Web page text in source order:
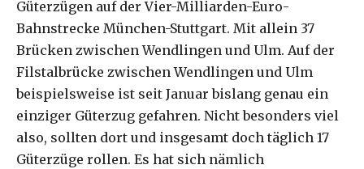
Güterzügen auf der Vier-Milliarden-Euro-
Bahnstrecke München-Stuttgart. Mit allein 37
Brücken zwischen Wendlingen und Ulm. Auf der
Filstalbrücke zwischen Wendlingen und Ulm
beispielsweise ist seit Januar bislang genau ein
einziger Güterzug gefahren. Nicht besonders viel
also, sollten dort und insgesamt doch täglich 17
Güterzüge rollen. Es hat sich nämlich